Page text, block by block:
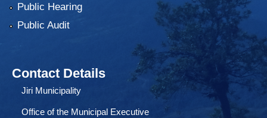
Public Hearing
Public Audit
Contact Details
Jiri Municipality
Office of the Municipal Executive